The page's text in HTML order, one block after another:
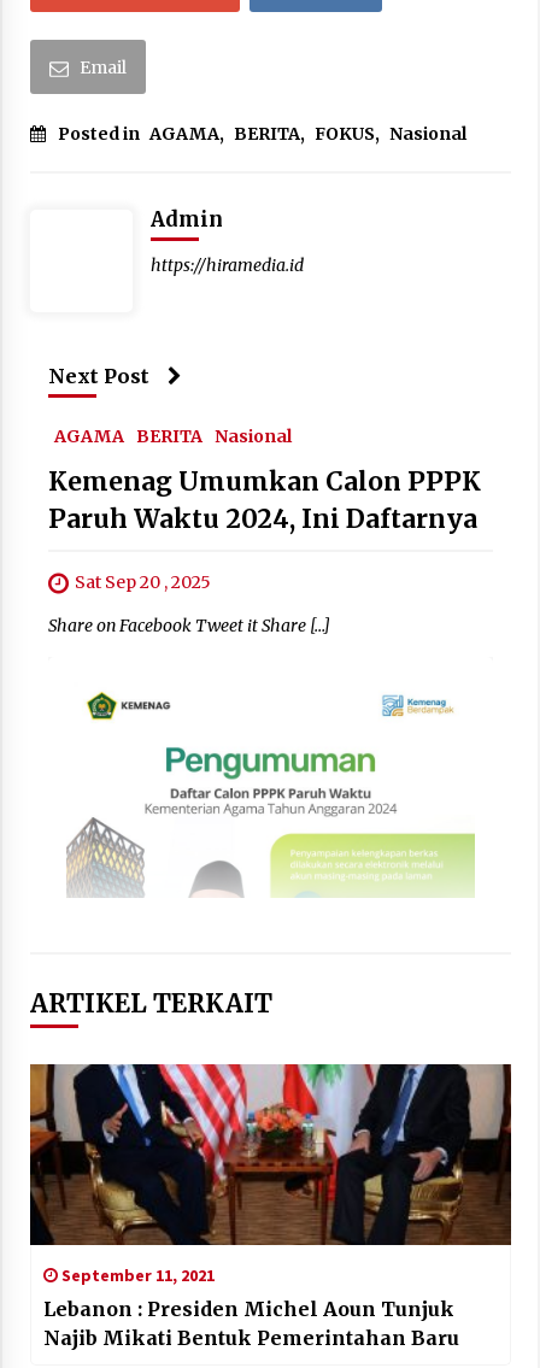
Email
Posted in AGAMA, BERITA, FOKUS, Nasional
Admin
https://hiramedia.id
Next Post
AGAMA BERITA Nasional
Kemenag Umumkan Calon PPPK
Paruh Waktu 2024, Ini Daftarnya
Sat Sep 20 , 2025
Share on Facebook Tweet it Share […]
ARTIKEL TERKAIT
September 11, 2021
Lebanon : Presiden Michel Aoun Tunjuk
Najib Mikati Bentuk Pemerintahan Baru